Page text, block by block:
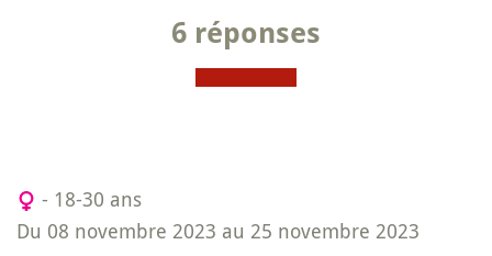
6 réponses
- 18-30 ans
Du 08 novembre 2023 au 25 novembre 2023